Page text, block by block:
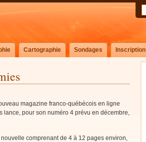
Cartographie Sondages Inscription
magazine franco-québécois en ligne
lance, pour son numéro 4 prévu en décembre,
comprenant de 4 à 12 pages environ,